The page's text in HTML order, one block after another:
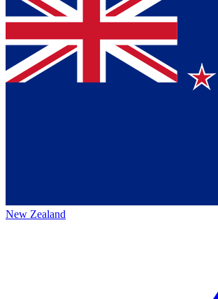
New Zealand